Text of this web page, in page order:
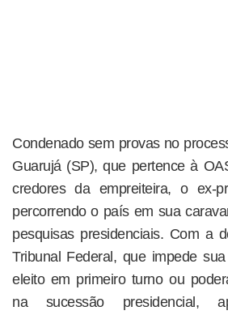
Condenado sem provas no
Guarujá (SP), que pertence à
credores da empreiteira, o ex-
percorrendo o país em sua
pesquisas presidenciais. Com a
Tribunal Federal, que impede
eleito em primeiro turno ou
na sucessão presidencial,